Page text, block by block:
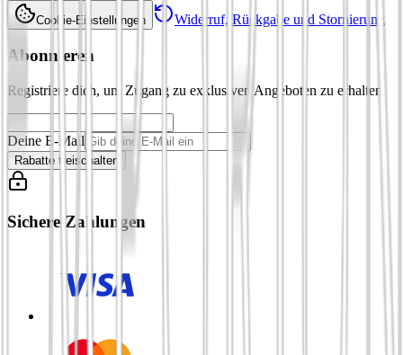
Cookie-Einstellungen Widerruf, Rückgabe und Stornierung
Abonnieren
Registriere dich, um Zugang zu exklusiven Angeboten zu erhalten
Deine E-Mail
Rabatte freischalten
Sichere Zahlungen